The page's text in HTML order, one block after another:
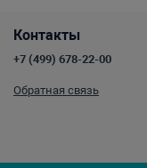
Контакты
+7 (499) 678-22-00
Обратная связь